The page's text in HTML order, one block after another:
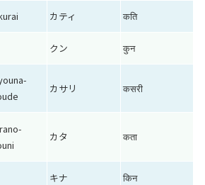
カティ कति
クン कुन
カサリ कसरी
カタ कता
キナ किन